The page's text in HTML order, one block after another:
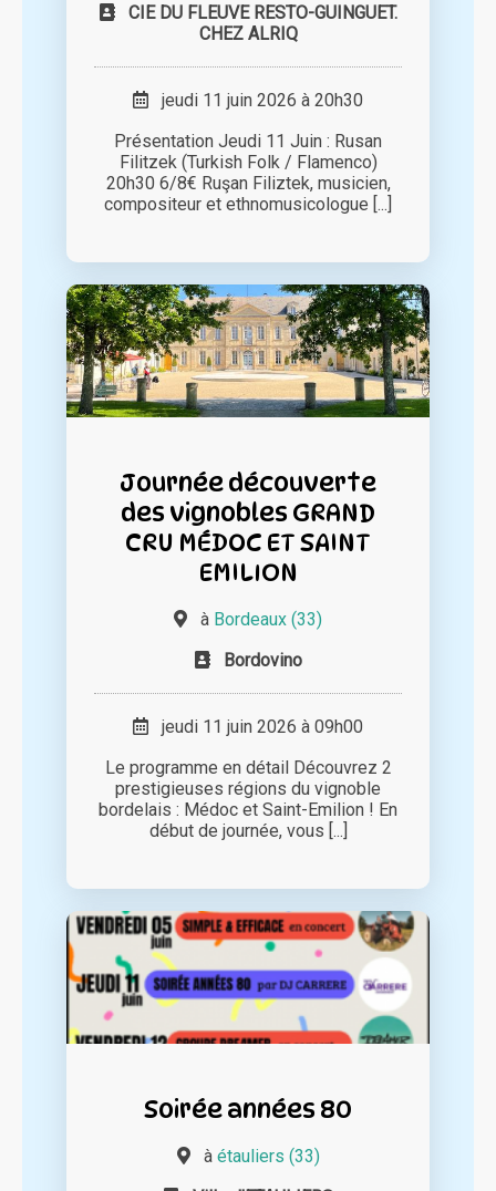
CIE DU FLEUVE RESTO-GUINGUET.
CHEZ ALRIQ
jeudi 11 juin 2026 à 20h30
Présentation Jeudi 11 Juin : Rusan
Filitzek (Turkish Folk / Flamenco)
20h30 6/8€ Ruşan Filiztek, musicien,
compositeur et ethnomusicologue [...]
Journée découverte
des vignobles GRAND
CRU MÉDOC ET SAINT
EMILION
à Bordeaux (33)
Bordovino
jeudi 11 juin 2026 à 09h00
Le programme en détail Découvrez 2
prestigieuses régions du vignoble
bordelais : Médoc et Saint-Emilion ! En
début de journée, vous [...]
Soirée années 80
à étauliers (33)